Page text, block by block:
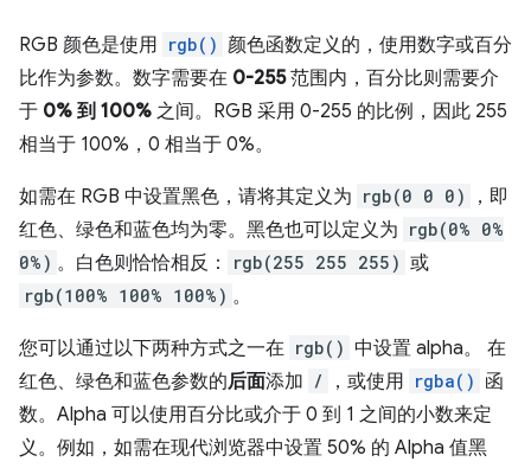
RGB 颜色是使用 rgb() 颜色函数定义的，使用数字或百分
比作为参数。数字需要在 0-255范围内，百分比则需要介
于 0% 到 100% 之间。RGB 采用 0-255 的比例，因此 255
相当于 100%，0 相当于 0%。
如需在 RGB 中设置黑色，请将其定义为 rgb(0 0 0)
，即
红色、绿色和蓝色均为零。黑色也可以定义为 rgb(0% 0%
0%) 。白色则恰恰相反： rgb(255 255 255) 或
rgb(100% 100% 100%) 。
您可以通过以下两种方式之一在 rgb() 中设置 alpha。 在
红色、绿色和蓝色参数的后面添加 / ，或使用 rgba() 函
数。Alpha 可以使用百分比或介于 0 到 1 之间的小数来定
义。例如，如需在现代浏览器中设置 50% 的 Alpha 值黑